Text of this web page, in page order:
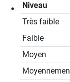
Niveau
Très faible
Faible
Moyen